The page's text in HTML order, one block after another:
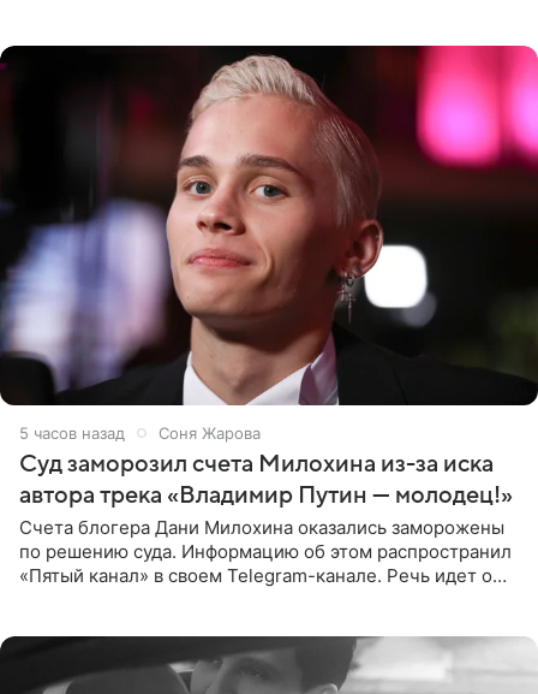
5 часов назад Соня Жарова
Суд заморозил счета Милохина из-за иска
автора трека «Владимир Путин — молодец!»
Счета блогера Дани Милохина оказались заморожены
по решению суда. Информацию об этом распространил
«Пятый канал» в своем Telegram-канале. Речь идет о